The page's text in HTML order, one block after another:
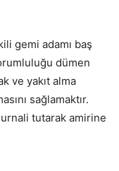
gemi adamı baş
dümen
ve yakıt alma
sağlamaktır.
tutarak amirine